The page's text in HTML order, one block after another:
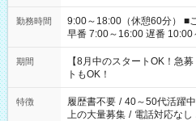
勤務時間
9:00～18:00（休憩60分） ■ご希望があれば下記シフトもOK！
早番 7:00～16:00 遅番 10:00～
と休みを合わせたい」 「余
「できれば残業はしたくな
ね。 ※Wワーク希望の方へ 今ご覧のお仕事で希望する勤務時間
と、もう1つのお仕事の勤務
合は応募できません。
期間
【8月中のスタートOK！急
トもOK！
特徴 履歴書不要 / 40～50代活躍中
上の大量募集 / 電話対応なし